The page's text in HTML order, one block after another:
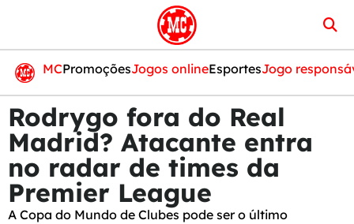
MCPromoçõesJogos onlineEsportesJogo
Rodrygo fora do Real
Madrid? Atacante entra
no radar de times da
Premier League
A Copa do Mundo de Clubes pode ser o último